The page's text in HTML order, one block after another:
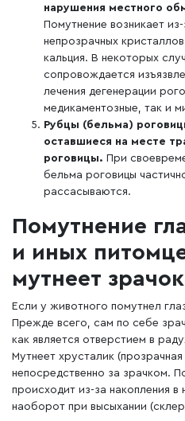
нарушения местного
Помутнение возникает
непрозрачных
кальция. В некоторых
сопровождается
лечения дегенерации
медикаментозные, так и
Рубцы (бельма)
оставшиеся на месте
роговицы. При
бельма роговицы
рассасываются.
Помутнение
и иных
мутнеет зрачок
Если у животного помутнел
Прежде всего, сам по себе
как является отверстием в
Мутнеет хрусталик
непосредственно за зрачком.
происходит из-за накопления в
наоборот при высыхании